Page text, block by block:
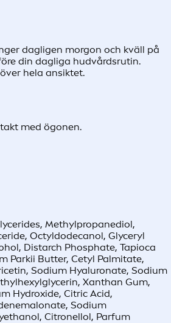
dagligen morgon och kväll på
din dagliga hudvårdsrutin.
hela ansiktet.
med ögonen.
Methylpropanediol,
Octyldodecanol, Glyceryl
Distarch Phosphate, Tapioca
Parkii Butter, Cetyl Palmitate,
Sodium Hyaluronate, Sodium
Xanthan Gum,
Hydroxide, Citric Acid,
Sodium
Citronellol, Parfum